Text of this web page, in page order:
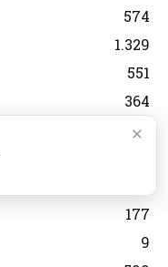
574
1.329
551
364
29
177
9
×